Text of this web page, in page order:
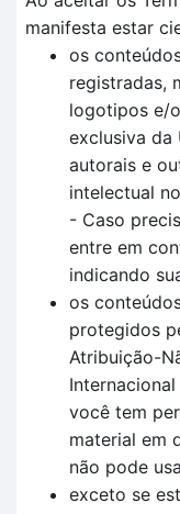
manifesta estar
os
registradas,
logotipos e/
exclusiva da
autorais e
intelectual
- Caso
entre em
indicando
os
protegidos
Atribuição-
você tem
material em
não pode
exceto se